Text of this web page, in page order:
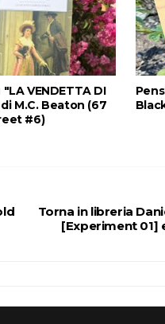
VENDETTA DI
di M.C. Beaton (67
#6)
Torna in libreria
[Experiment 01]